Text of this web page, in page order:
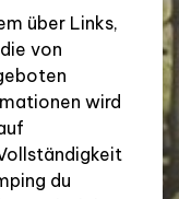
über Links,
von
wird
du